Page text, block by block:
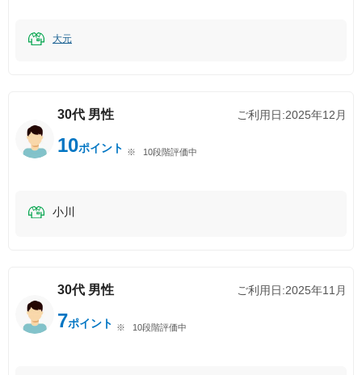
大元
30代 男性 ご利用日:2025年12月
10ポイント 10段階評価中
小川
30代 男性 ご利用日:2025年11月
7ポイント 10段階評価中